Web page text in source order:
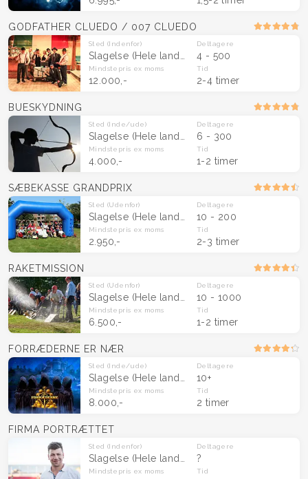
GODFATHER CLUEDO / 007 CLUEDO
Sted (Indenfor)
Slagelse (Hele landet)
Deltagere
4 - 500
Mindstepris ex moms
12.000,-
Tid
2-4 timer
BUESKYDNING
Sted (Inde/ude)
Slagelse (Hele landet)
Deltagere
6 - 300
Mindstepris ex moms
4.000,-
Tid
1-2 timer
SÆBEKASSE GRANDPRIX
Sted (Udenfor)
Slagelse (Hele landet)
Deltagere
10 - 200
Mindstepris ex moms
2.950,-
Tid
2-3 timer
RAKETMISSION
Sted (Udenfor)
Slagelse (Hele landet)
Deltagere
10 - 1000
Mindstepris ex moms
6.500,-
Tid
1-2 timer
FORRÆDERNE ER NÆR
Sted (Inde/ude)
Slagelse (Hele landet)
Deltagere
10+
Mindstepris ex moms
8.000,-
Tid
2 timer
FIRMA PORTRÆTTET
Sted (Indenfor)
Slagelse (Hele landet)
Deltagere
?
Mindstepris ex moms Tid